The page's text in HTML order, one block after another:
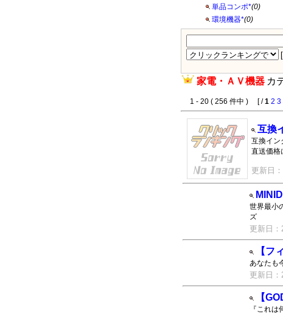
単品コンポ*(0)
環境機器*(0)
[
家電・ＡＶ機器 カ
1 - 20 ( 256 件中 ) [ /1 2 3
互換
互換イン
直送価格
更新日
世界最小
ズ
更新日：
【フ
あなたも
更新日：
【
『これ